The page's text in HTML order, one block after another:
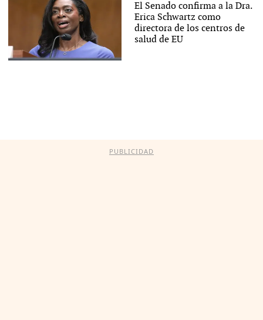
El Senado confirma a la Dra.
Erica Schwartz como
directora de los centros de
salud de EU
PUBLICIDAD